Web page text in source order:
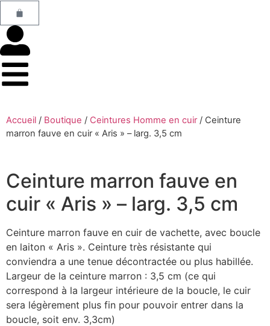
Accueil / Boutique / Ceintures Homme en cuir/ Ceinture
marron fauve en cuir « Aris » – larg. 3,5 cm
Ceinture marron fauve en
cuir « Aris » – larg. 3,5 cm
Ceinture marron fauve en cuir de vachette, avec boucle
en laiton « Aris ». Ceinture très résistante qui
conviendra a une tenue décontractée ou plus habillée.
Largeur de la ceinture marron : 3,5 cm (ce qui
correspond à la largeur intérieure de la boucle, le cuir
sera légèrement plus fin pour pouvoir entrer dans la
boucle, soit env. 3,3cm)